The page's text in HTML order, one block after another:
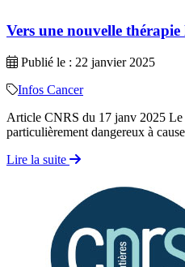
Vers une nouvelle
Publié le : 22 janvier 2025
Infos Cancer
Article CNRS du 17 janv 2025 Le
particulièrement dangereux à
Lire la suite